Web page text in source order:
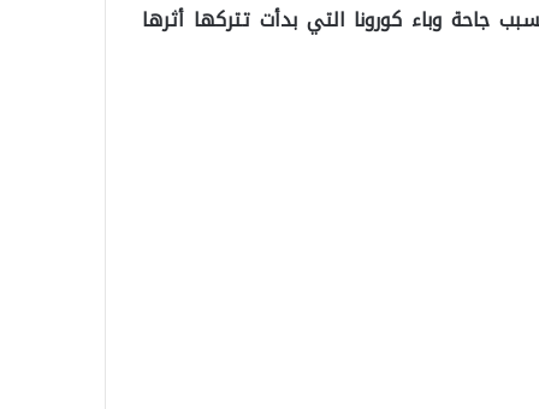
جاحة وباء كورونا التي بدأت تتركها أثرها